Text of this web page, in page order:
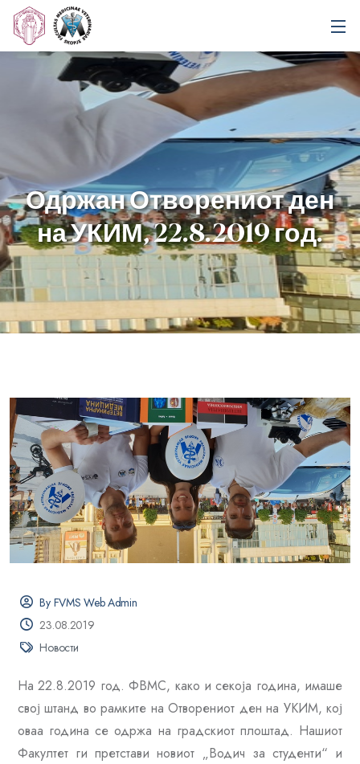
Одржан Отворениот ден
на УКИМ, 22.8.2019 год.
By FVMS Web Admin
23.08.2019
Новости
На 22.8.2019 год. ФВМС, како и секоја година, имаше
свој штанд во рамките на Отворениот ден на УКИМ, кој
оваа година се одржа на градскиот плоштад. Нашиот
Факултет ги претстави новиот „Водич за студенти“ и